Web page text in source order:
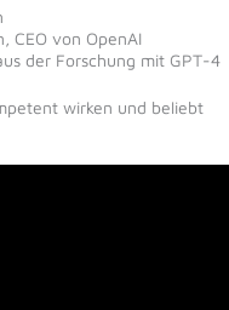
CEO von OpenAI
der Forschung mit GPT-4
wirken und beliebt